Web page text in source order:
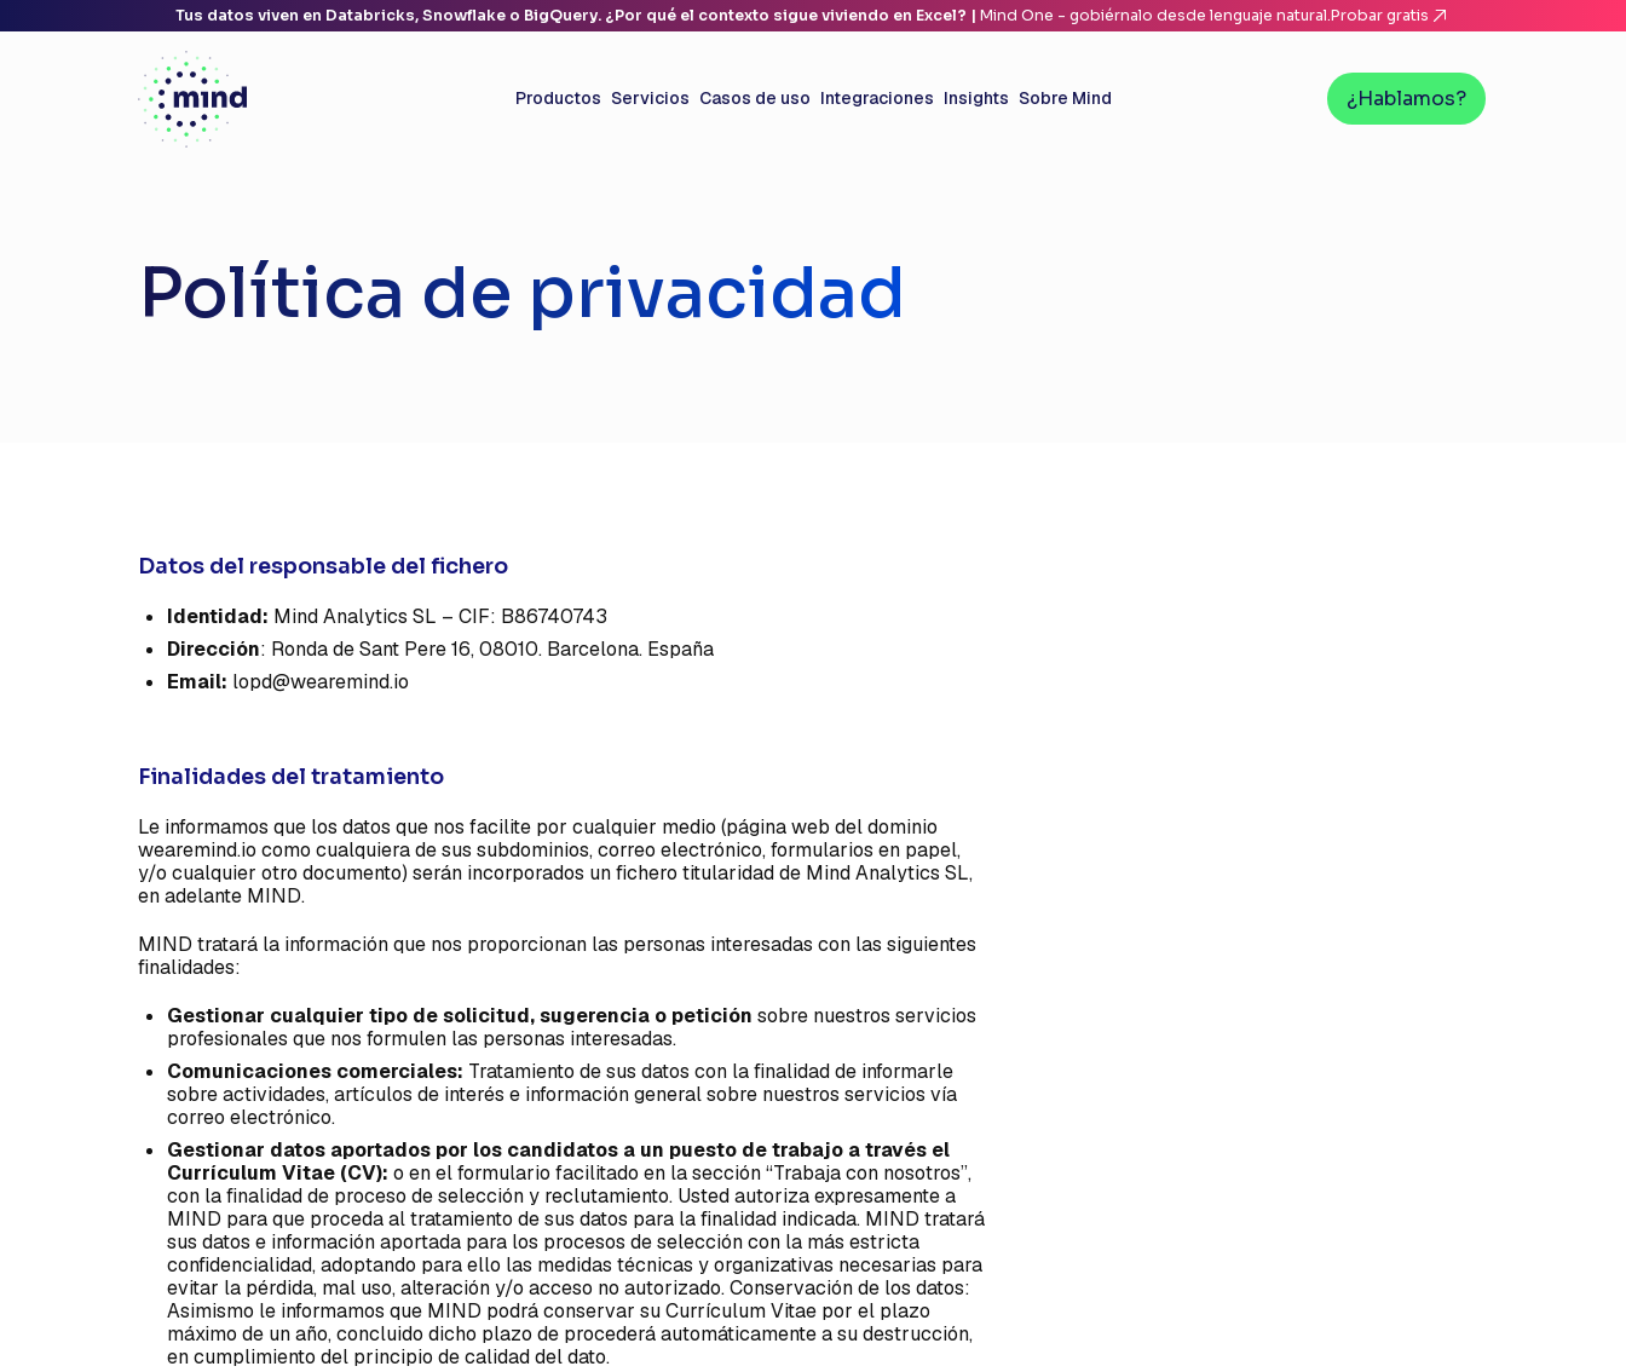
Tus datos viven en Databricks, Snowflake o BigQuery. ¿Por qué el contexto sigue viviendo en Excel? |Mind One - gobiérnalo desde lenguaje natural.Probar gratis
Productos Servicios Casos de uso Integraciones Insights Sobre Mind ¿Hablamos?
Política de privacidad
Datos del responsable del fichero
Identidad: Mind Analytics SL – CIF: B86740743
Dirección: Ronda de Sant Pere 16, 08010. Barcelona. España
Email: lopd@wearemind.io
Finalidades del tratamiento
Le informamos que los datos que nos facilite por cualquier medio (página web del dominio
wearemind.io como cualquiera de sus subdominios, correo electrónico, formularios en papel,
y/o cualquier otro documento) serán incorporados un fichero titularidad de Mind Analytics SL,
en adelante MIND.
MIND tratará la información que nos proporcionan las personas interesadas con las siguientes
finalidades:
Gestionar cualquier tipo de solicitud, sugerencia o petición sobre nuestros servicios
profesionales que nos formulen las personas interesadas.
Comunicaciones comerciales​: Tratamiento de sus datos con la finalidad de informarle
sobre actividades, artículos de interés e información general sobre nuestros servicios vía
correo electrónico.
Gestionar datos aportados por los candidatos a un puesto de trabajo a través el
Currículum Vitae (CV): o en el formulario facilitado en la sección “Trabaja con nosotros”,
con la finalidad de proceso de selección y reclutamiento. Usted autoriza expresamente a
MIND para que proceda al tratamiento de sus datos para la finalidad indicada. MIND tratará
sus datos e información aportada para los procesos de selección con la más estricta
confidencialidad, adoptando para ello las medidas técnicas y organizativas necesarias para
evitar la pérdida, mal uso, alteración y/o acceso no autorizado. Conservación de los datos:
Asimismo le informamos que MIND podrá conservar su Currículum Vitae por el plazo
máximo de un año, concluido dicho plazo de procederá automáticamente a su destrucción,
en cumplimiento del principio de calidad del dato.